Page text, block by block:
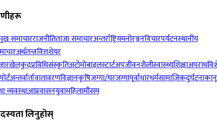
समाचारराजनीतिताजा समाचारअन्तर्राष्ट्रियमनोरञ्जनविचारपर्यटनस्थानीय
अर्थतन्त्रवित्तशेयर
खेलकुदप्रविधिसंस्कृतिअटोमोबाइलस्टार्टअपजीवनशैलीस्वास्थ्यशिक्षाअपराध
अन्तर्वार्तावातावरणविज्ञानकृषिजग्गा/घरजग्गापूर्वाधारधर्मसामाजिकदुर्घटना
व्यवस्थाआप्रवासनयुवामहिलामौसम
लिनुहोस्